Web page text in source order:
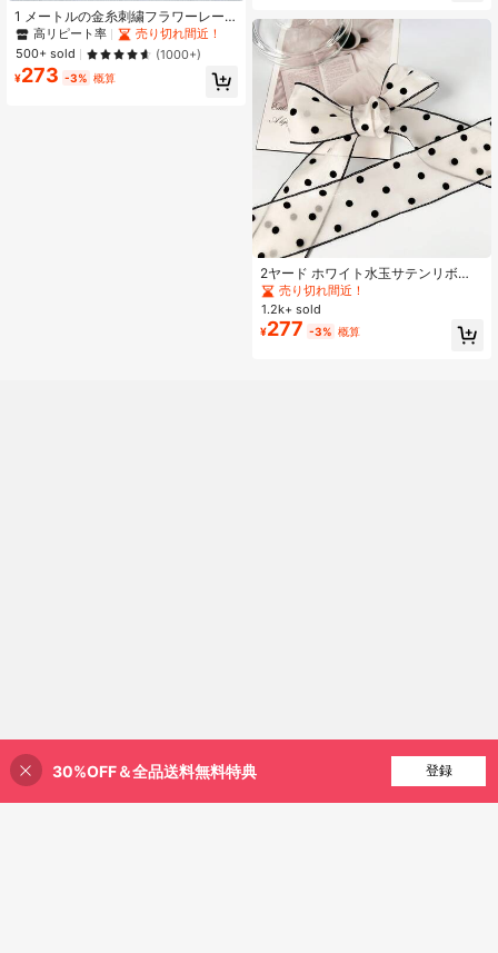
1 メートルの金糸刺繍フラワーレー
スちょう結びの装飾、ヘアアクセサ
リー用 Diy の縫製材料
高リピート率
売り切れ間近！
500+ sold
(1000+)
¥273 -3% 概算
ィ、手投げコンフェッティ、バルー
ンフィラー、パーティー用品、ホリ
デーコンフェッティ、ロマンチック
テーマ、エレガントなパーティー装
飾、ハロウィン装飾、クリスマス装
飾、上質な素材、ウェディングプラ
ンナー、ホリデーデコレーター プロ
使用、屋外ビーチレセプション式典
に適しています、クラシックモダン
な祝賀装飾、ウェディング祝賀パー
ティーテーブル カラフルコンフェッ
ティ
2ヤード ホワイト水玉サテンリボ
ン、透明オーガンザリボン - 無地ウ
ェディングブーケ装飾リボン、ハン
ドメイドブーケ、ギフトラッピン
グ、パーティー装飾、フラワーデザ
売り切れ間近！
1.2k+ sold
¥277 -3% 概算
16% 割引！
30%OFF＆全品送料無料特典 登録